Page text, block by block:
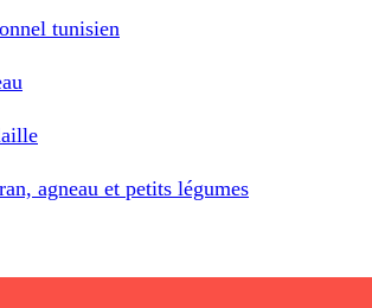
tunisien
agneau et petits légumes